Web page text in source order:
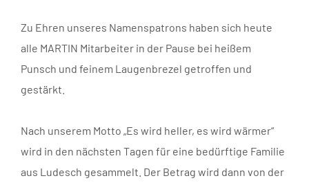
Zu Ehren unseres Namenspatrons haben sich heute
alle MARTIN Mitarbeiter in der Pause bei heißem
Punsch und feinem Laugenbrezel getroffen und
gestärkt.
Nach unserem Motto „Es wird heller, es wird wärmer“
wird in den nächsten Tagen für eine bedürftige Familie
aus Ludesch gesammelt. Der Betrag wird dann von der